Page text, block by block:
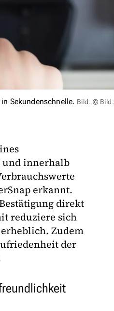
Sekundenschnelle. Bild: © Bild:
und innerhalb
erkannt.
direkt
reduziere sich
Zudem
der